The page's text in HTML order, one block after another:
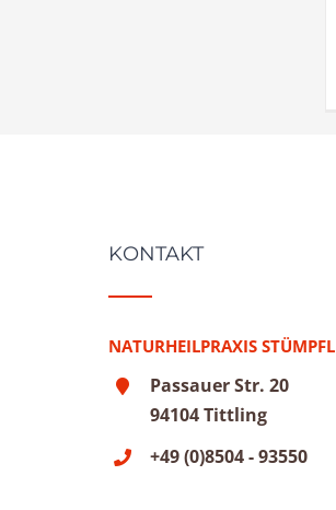
KONTAKT
NATURHEILPRAXIS STÜMPFL
Passauer Str. 20
94104 Tittling
+49 (0)8504 - 93550